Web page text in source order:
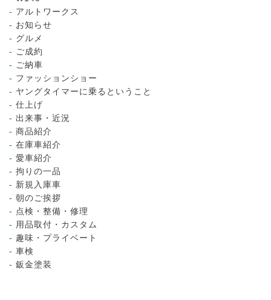
アルトワークス
お知らせ
グルメ
ご成約
ご納車
ファッションショー
ヤングタイマーに乗るということ
仕上げ
出来事・近況
商品紹介
在庫車紹介
愛車紹介
拘りの一品
新規入庫車
朝のご挨拶
点検・整備・修理
用品取付・カスタム
趣味・プライベート
車検
鈑金塗装